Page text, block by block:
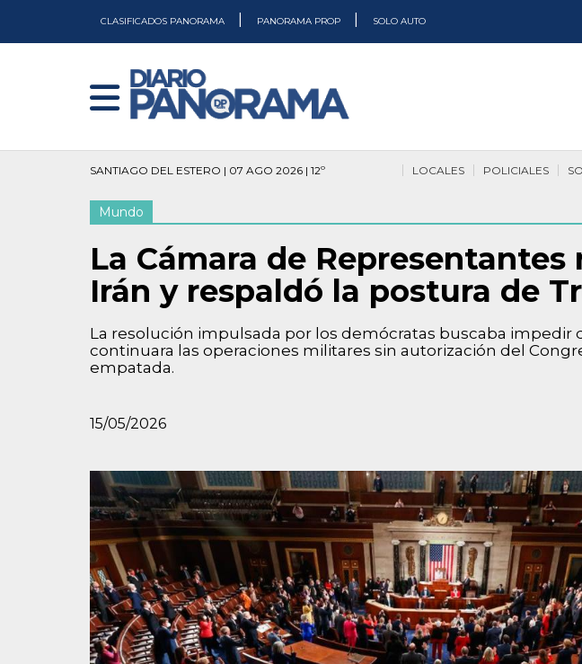
CLASIFICADOS PANORAMA PANORAMA PROP SOLO AUTO
SANTIAGO DEL ESTERO | 07 AGO 2026 | 12º POLICIALES
LOCALES
Mundo
La Cámara de
Irán y respaldó la postura de
La resolución impulsada por los demócratas buscaba impedir
continuara las operaciones militares sin autorización del
empatada.
15/05/2026